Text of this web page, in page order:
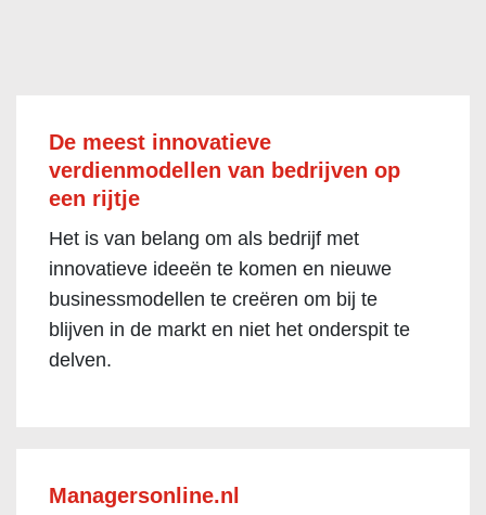
De meest innovatieve
verdienmodellen van bedrijven op
een rijtje
Het is van belang om als bedrijf met
innovatieve ideeën te komen en nieuwe
businessmodellen te creëren om bij te
blijven in de markt en niet het onderspit te
delven.
Managersonline.nl